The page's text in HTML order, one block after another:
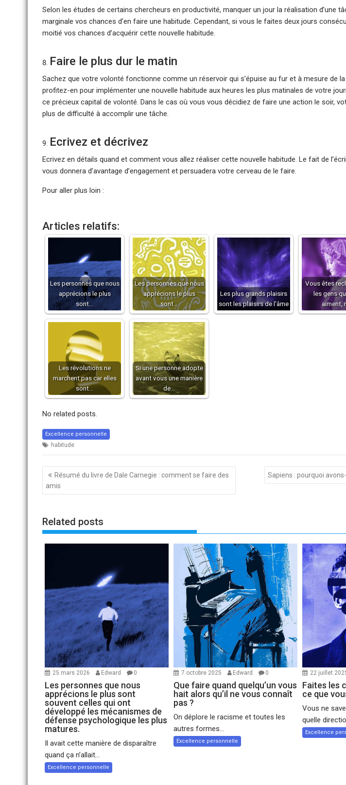
Selon les études de certains chercheurs en productivité, manquer un jour la réalisation d’une
marginale vos chances d’en faire une habitude. Cependant, si vous le faites deux jours
moitié vos chances d’acquérir cette nouvelle habitude.
Faire le plus dur le matin
Sachez que votre volonté fonctionne comme un réservoir qui s’épuise au fur et à mesure de
profitez-en pour implémenter une nouvelle habitude aux heures les plus matinales de votre
ce précieux capital de volonté. Dans le cas où vous vous décidiez de faire une action le soir,
plus de difficulté à accomplir une tâche.
Ecrivez et décrivez
Ecrivez en détails quand et comment vous allez réaliser cette nouvelle habitude. Le fait de
vous donnera d’avantage d’engagement et persuadera votre cerveau de le faire.
Pour aller plus loin :
Articles relatifs:
Les personnes que nous
apprécions le plus
sont…
Les personnes que nous
apprécions le plus
sont…
Les plus grands plaisirs
sont les plaisirs de l'âme
Vous êtes
les gens
aiment,
Les révolutions ne
marchent pas car elles
sont…
Si une personne adopte
avant vous une manière
de…
No related posts.
Excellence personnelle
habitude
Navigation
de
l’article
Résumé du livre de Dale Carnegie : comment se faire des
amis
Sapiens : pourquoi
Related posts
25 mars 2026 Edward 0
Les personnes que nous
apprécions le plus sont
souvent celles qui ont
développé les mécanismes de
défense psychologique les plus
matures.
Il avait cette manière de disparaître
quand ça n’allait...
Excellence personnelle
7 octobre 2025 Edward 0
Que faire quand quelqu’un vous
hait alors qu’il ne vous connaît
pas ?
On déplore le racisme et toutes les
autres formes...
Excellence personnelle
22 juillet
Faites les
ce que
Vous ne
quelle
Excellence